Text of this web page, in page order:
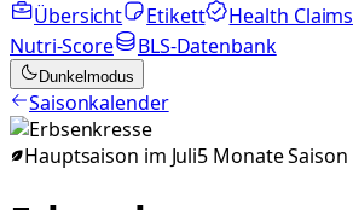
Übersicht
Etikett Health Claims
Nutri-Score
BLS-Datenbank
Dunkelmodus
Saisonkalender
Hauptsaison im Juli5 MonateSaison